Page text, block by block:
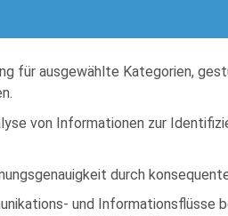
für ausgewählte Kategorien,
von Informationen zur
durch
und Informationsflüsse